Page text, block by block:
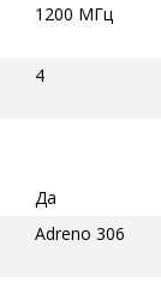
1200 МГц
4
Да
Adreno 306